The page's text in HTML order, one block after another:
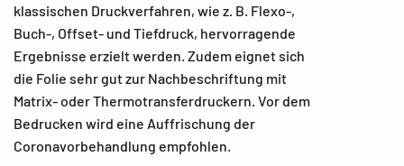
klassischen Druckverfahren, wie z. B. Flexo-,
Buch-, Offset- und Tiefdruck, hervorragende
Ergebnisse erzielt werden. Zudem eignet sich
die Folie sehr gut zur Nachbeschriftung mit
Matrix- oder Thermotransferdruckern. Vor dem
Bedrucken wird eine Auffrischung der
Coronavorbehandlung empfohlen.